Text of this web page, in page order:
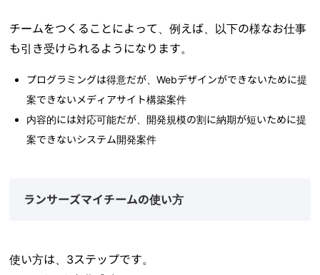
チームをつくることによって、例えば、以下の様なお仕事
も引き受けられるようになります。
プログラミングは得意だが、Webデザインができないために提
案できないメディアサイト構築案件
内容的には対応可能だが、開発規模の割に納期が短いために提
案できないシステム開発案件
ランサーズマイチームの使い方
使い方は、3ステップです。